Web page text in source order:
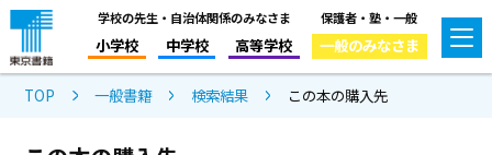
学校の先生・自治体関係のみなさま
小学校 中学校 高等学校
保護者・塾・一般
一般のみなさま
TOP 一般書籍 検索結果 この本の購入先